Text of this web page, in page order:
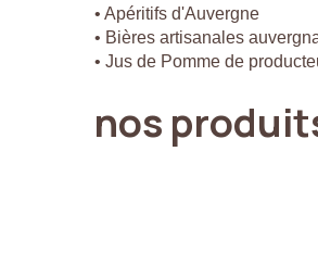
• Apéritifs d'Auvergne
• Bières artisanales
• Jus de Pomme de
nos